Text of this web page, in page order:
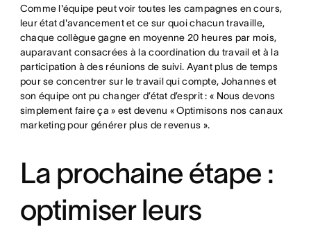
Comme l'équipe peut voir toutes les campagnes en cours,
leur état d'avancement et ce sur quoi chacun travaille,
chaque collègue gagne en moyenne 20 heures par mois,
auparavant consacrées à la coordination du travail et à la
participation à des réunions de suivi. Ayant plus de temps
pour se concentrer sur le travail qui compte, Johannes et
son équipe ont pu changer d’état d’esprit : « Nous devons
simplement faire ça » est devenu « Optimisons nos canaux
marketing pour générer plus de revenus ».
La prochaine étape :
optimiser leurs